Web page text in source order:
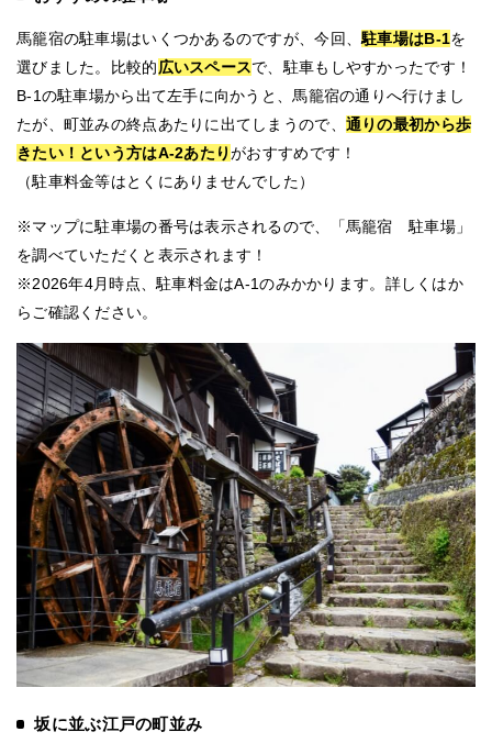
馬籠宿の駐車場はいくつかあるのですが、今回、駐車場はB-1を
選びました。比較的広いスペースで、駐車もしやすかったです！
B-1の駐車場から出て左手に向かうと、馬籠宿の通りへ行けまし
たが、町並みの終点あたりに出てしまうので、 通りの最初から歩
きたい！という方はA-2あたりがおすすめです！
（駐車料金等はとくにありませんでした）
※マップに駐車場の番号は表示されるので、「馬籠宿 駐車場」
を調べていただくと表示されます！
※2026年4月時点、駐車料金はA-1のみかかります。詳しくはか
らご確認ください。
坂に並ぶ江戸の町並み